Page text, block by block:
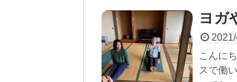
ヨガ
こんに
スで働